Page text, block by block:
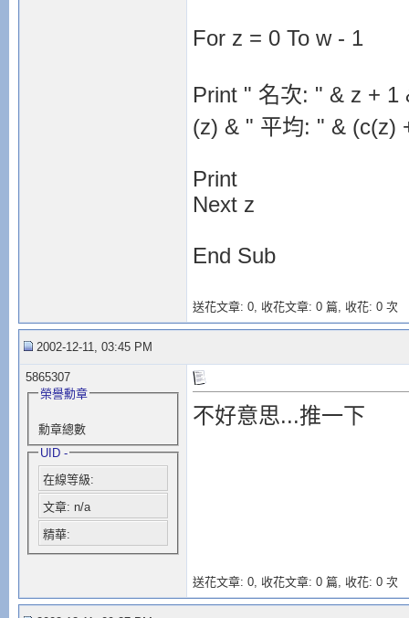
For z = 0 To w - 1
Print " 名次: " & z +
(z) & " 平均: " & (c(z)
Print
Next z
End Sub
送花文章: 0, 收花文章: 0 篇, 收花: 0 次
2002-12-11, 03:45 PM
5865307
榮譽勳章
勳章總數
UID -
在線等級:
文章: n/a
精華:
不好意思...推一下
送花文章: 0, 收花文章: 0 篇, 收花: 0 次